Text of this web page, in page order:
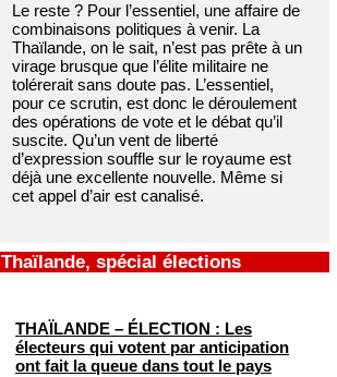
Le reste ? Pour l’essentiel, une affaire de
combinaisons politiques à venir. La
Thaïlande, on le sait, n’est pas prête à un
virage brusque que l’élite militaire ne
tolérerait sans doute pas. L’essentiel,
pour ce scrutin, est donc le déroulement
des opérations de vote et le débat qu’il
suscite. Qu’un vent de liberté
d’expression souffle sur le royaume est
déjà une excellente nouvelle. Même si
cet appel d’air est canalisé.
Thaïlande, spécial élections
THAÏLANDE – ÉLECTION : Les
électeurs qui votent par anticipation
ont fait la queue dans tout le pays